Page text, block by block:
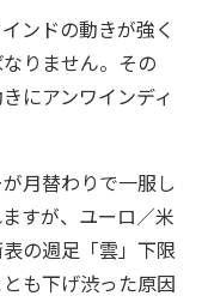
ンドの動きが強く
りません。その
にアンワインディ
月替わりで一服し
すが、ユーロ／米
の週足「雲」下限
も下げ渋った原因